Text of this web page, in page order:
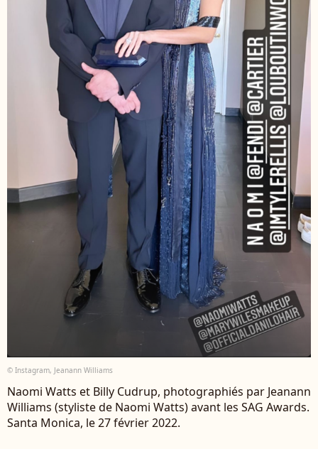
© Instagram, Jeanann Williams
Naomi Watts et Billy Cudrup, photographiés par Jeanann
Williams (styliste de Naomi Watts) avant les SAG Awards.
Santa Monica, le 27 février 2022.